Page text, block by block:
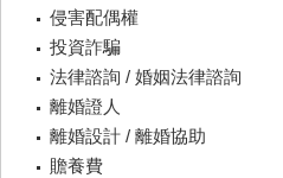
侵害配偶權
投資詐騙
法律諮詢 / 婚姻法律諮詢
離婚證人
離婚設計 / 離婚協助
贍養費